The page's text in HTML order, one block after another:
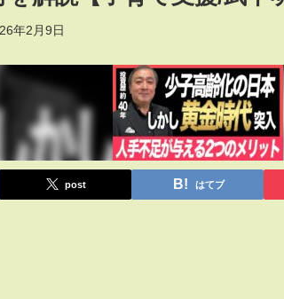
年2月9日
post はてブ